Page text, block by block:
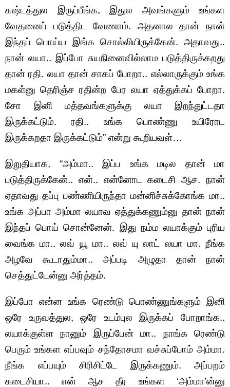
கஷ்டத்துல இருப்பீங்க, இதுல அவங்களும் உங்கள
வேதனைப் படுத்திட வேணாம். அதனால தான் நான்
இந்தப் பொய்ய இங்க சொல்லியிருக்கேன். அதாவது..
நான் லயா.. இப்போ சுயநினைவில்லாம படுத்திருக்கறது
தான் ரதி. லயா தான் சாகப் போறா.. எல்லாருக்கும் உங்க
மகள்னு தெரிஞ்ச ரதின்ற பேர லயா ஏத்துக்கப் போறா.
சோ இனி மத்தவங்களுக்கு லயா இறந்துட்டதா
இருக்கட்டும். ரதி.. உங்க பொண்ணு உயிரோட
இருக்கறதா இருக்கட்டும்” என்று கூறியவள்…
இறுதியாக, “அம்மா.. இப்ப உங்க மடில தான் மா
படுத்திருக்கேன்.. என்.. என்னோட கடைசி ஆச. நான்
ஏதாவது தப்பு பண்ணியிருந்தா மன்னிச்சுக்கோங்க மா..
உங்க அப்பா அம்மா லயாவ ஏத்துக்கணும்னு தான் நான்
இந்தப் பொய் சொன்னேன். இது நம்ம லயாக்கும் புரிய
வைங்க மா.. லவ் யூ மா.. லவ் யு லாட் லயா மா. நீங்க
அழவே கூடாதும்மா.. அப்படி அழுதா தான் நான்
செத்துட்டேன்னு அர்த்தம்.
இப்போ என்ன உங்க ரெண்டு பொண்ணுங்களும் இனி
ஒரே உருவத்துல, ஒரே உடம்புல இருக்கப் போறாங்க..
லயாக்குள்ள நானும் இருப்பேன் மா.. நாங்க ரெண்டு
பெரும் உங்கள எப்பவும் சந்தோசமா வச்சுப்போம் அம்மா.
நீங்க எப்பயும் சிரிசிட்டே இருக்கணும். அப்பறம்
கடைசியா.. என் ஆச தீர உங்கள ‘அம்மா’ன்னு